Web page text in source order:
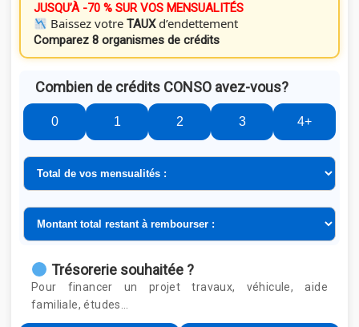
JUSQU’À -70 % SUR VOS MENSUALITÉS
Baissez votreTAUXd’endettement
Comparez 8 organismes de crédits
Combien de crédits CONSO avez-vous?
0 1 2 3 4+
Trésorerie souhaitée ?
Pour financer un projet travaux, véhicule, aide
familiale, études…